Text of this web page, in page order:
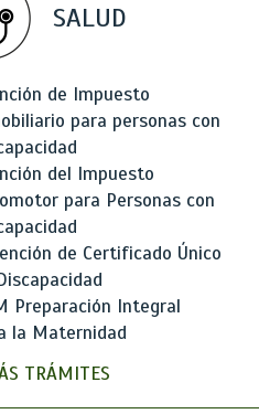
SALUD
de Impuesto
para personas con
del Impuesto
para Personas con
de Certificado Único
Preparación Integral
la Maternidad
TRÁMITES